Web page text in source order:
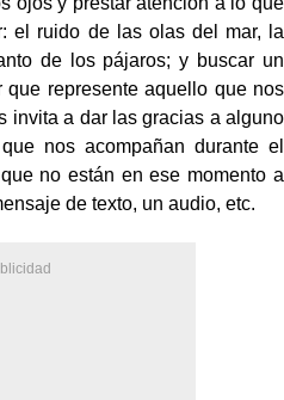
el ruido de las olas del mar, la
de los pájaros; y buscar un
represente aquello que nos
invita a dar las gracias a alguno
nos acompañan durante el
no están en ese momento a
de texto, un audio, etc.